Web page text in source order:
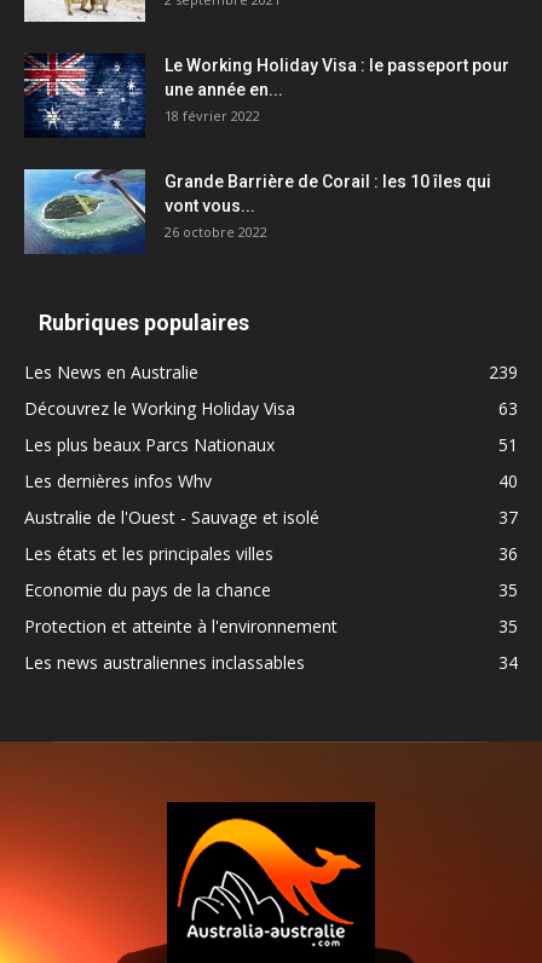
Le Working Holiday Visa : le passeport pour
une année en...
18 février 2022
Grande Barrière de Corail : les 10 îles qui
vont vous...
26 octobre 2022
Rubriques populaires
Les News en Australie
239
Découvrez le Working Holiday Visa
63
Les plus beaux Parcs Nationaux
51
Les dernières infos Whv
40
Australie de l'Ouest - Sauvage et isolé
37
Les états et les principales villes
36
Economie du pays de la chance
35
Protection et atteinte à l'environnement
35
Les news australiennes inclassables
34